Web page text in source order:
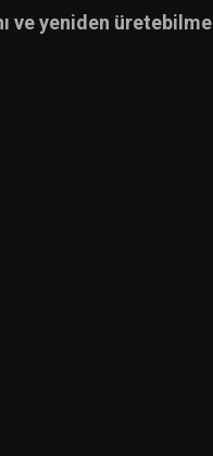
ve yeniden üretebilme